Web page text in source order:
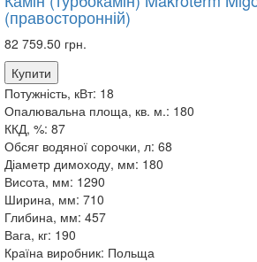
(правосторонній)
82 759.50 грн.
Купити
Потужність, кВт: 18
Опалювальна площа, кв. м.: 180
ККД, %: 87
Обсяг водяної сорочки, л: 68
Діаметр димоходу, мм: 180
Висота, мм: 1290
Ширина, мм: 710
Глибина, мм: 457
Вага, кг: 190
Країна виробник: Польща